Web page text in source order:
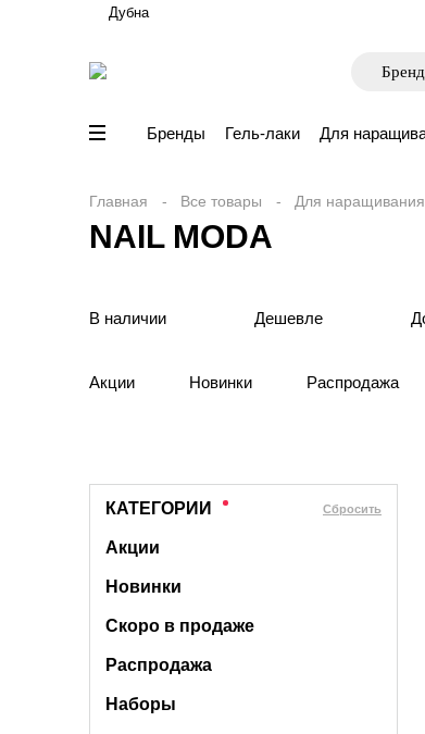
Дубна
Бренды Гель-лаки Для
Главная Все товары Для наращивания
NAIL MODA
В наличии Дешевле
Акции Новинки Распродажа
КАТЕГОРИИ Cбросить
Акции
Новинки
Скоро в продаже
Распродажа
Наборы